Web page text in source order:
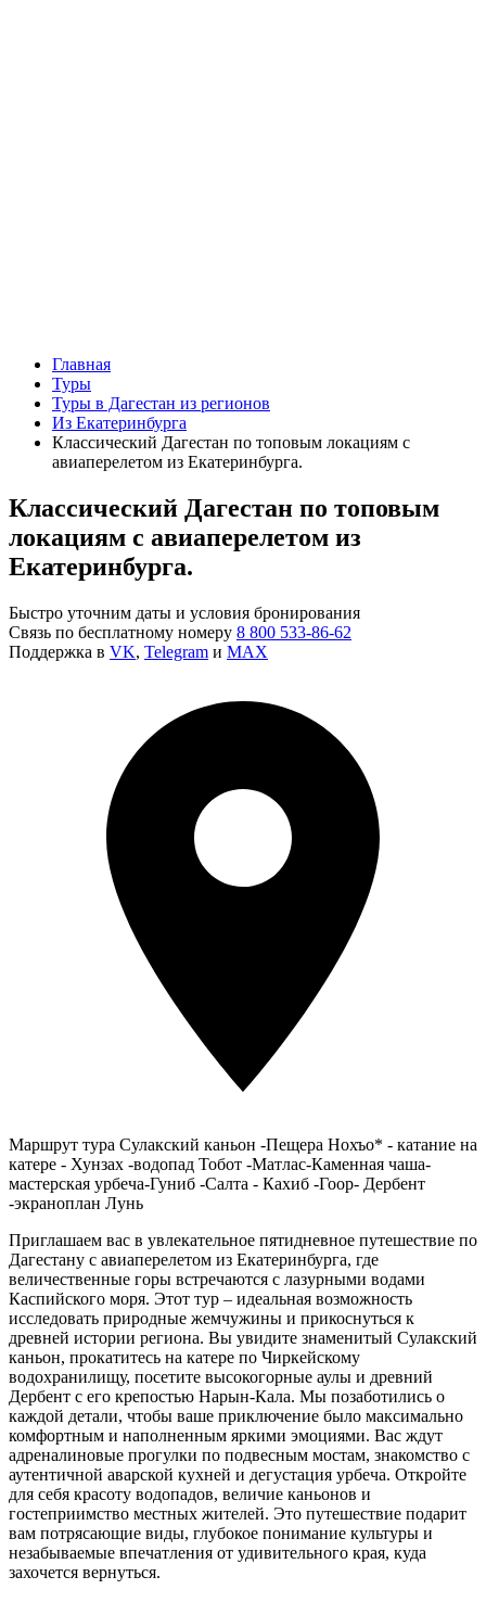
Главная
Туры
Туры в Дагестан из регионов
Из Екатеринбурга
Классический Дагестан по топовым локациям с
авиаперелетом из Екатеринбурга.
Классический Дагестан по топовым
локациям с авиаперелетом из
Екатеринбурга.
Быстро уточним даты и условия бронирования
Связь по бесплатному номеру 8 800 533-86-62
Поддержка в VK, Telegram и MAX
Маршрут тура Сулакский каньон -Пещера Нохъо* - катание на
катере - Хунзах -водопад Тобот -Матлас-Каменная чаша-
мастерская урбеча-Гуниб -Салта - Кахиб -Гоор- Дербент
-экраноплан Лунь
Приглашаем вас в увлекательное пятидневное путешествие по
Дагестану с авиаперелетом из Екатеринбурга, где
величественные горы встречаются с лазурными водами
Каспийского моря. Этот тур – идеальная возможность
исследовать природные жемчужины и прикоснуться к
древней истории региона. Вы увидите знаменитый Сулакский
каньон, прокатитесь на катере по Чиркейскому
водохранилищу, посетите высокогорные аулы и древний
Дербент с его крепостью Нарын-Кала. Мы позаботились о
каждой детали, чтобы ваше приключение было максимально
комфортным и наполненным яркими эмоциями. Вас ждут
адреналиновые прогулки по подвесным мостам, знакомство с
аутентичной аварской кухней и дегустация урбеча. Откройте
для себя красоту водопадов, величие каньонов и
гостеприимство местных жителей. Это путешествие подарит
вам потрясающие виды, глубокое понимание культуры и
незабываемые впечатления от удивительного края, куда
захочется вернуться.